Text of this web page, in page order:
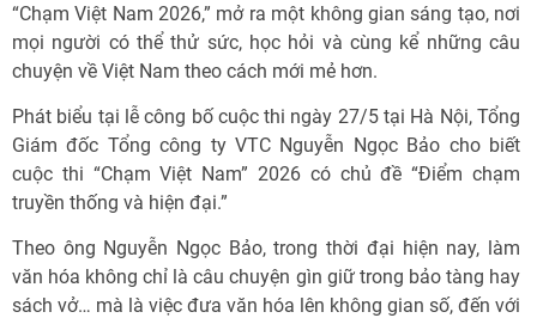
“Chạm Việt Nam 2026,” mở ra một không gian sáng tạo, nơi
mọi người có thể thử sức, học hỏi và cùng kể những câu
chuyện về Việt Nam theo cách mới mẻ hơn.
Phát biểu tại lễ công bố cuộc thi ngày 27/5 tại Hà Nội, Tổng
Giám đốc Tổng công ty VTC Nguyễn Ngọc Bảo cho biết
cuộc thi “Chạm Việt Nam” 2026 có chủ đề “Điểm chạm
truyền thống và hiện đại.”
Theo ông Nguyễn Ngọc Bảo, trong thời đại hiện nay, làm
văn hóa không chỉ là câu chuyện gìn giữ trong bảo tàng hay
sách vở… mà là việc đưa văn hóa lên không gian số, đến với